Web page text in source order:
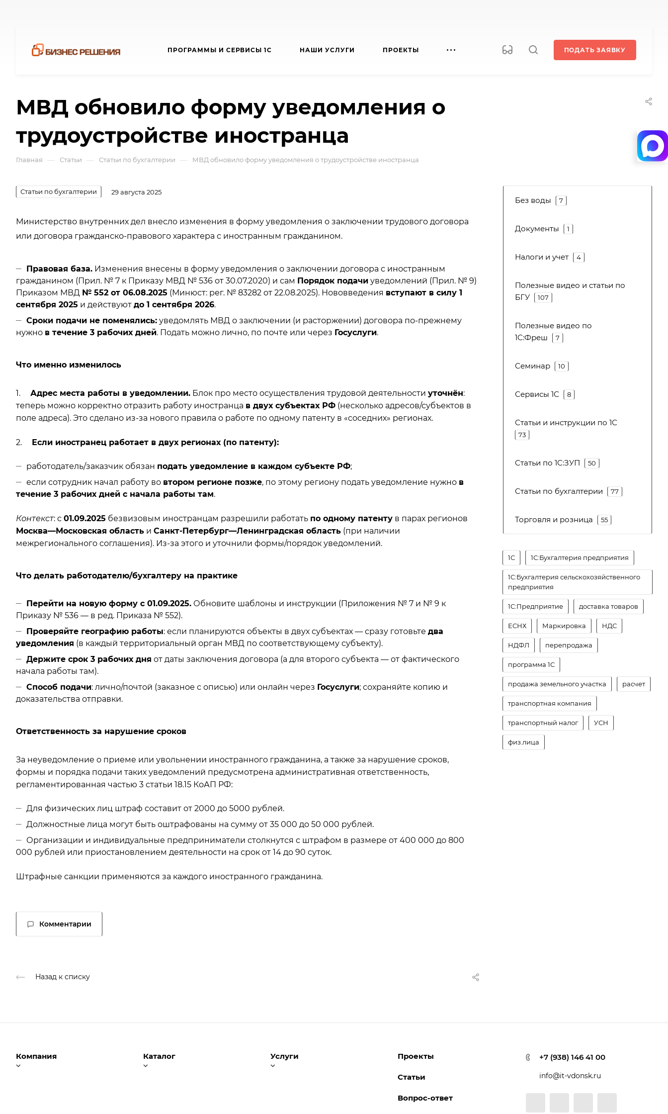
ПРОГРАММЫ И СЕРВИСЫ 1С НАШИ УСЛУГИ ПРОЕКТЫ ПОДАТЬ ЗАЯВКУ
МВД обновило форму уведомления о
трудоустройстве иностранца
Главная — Статьи — Статьи по бухгалтерии — МВД обновило форму уведомления о трудоустройстве иностранца
Статьи по бухгалтерии 29 августа 2025
Министерство внутренних дел внесло изменения в форму уведомления о заключении трудового договора
или договора гражданско-правового характера с иностранным гражданином.
Правовая база. Изменения внесены в форму уведомления о заключении договора с иностранным
гражданином (Прил. № 7 к Приказу МВД № 536 от 30.07.2020) и сам Порядок подачи уведомлений (Прил. № 9)
Приказом МВД № 552 от 06.08.2025 (Минюст: рег. № 83282 от 22.08.2025). Нововведения вступают в силу 1
сентября 2025 и действуют до 1 сентября 2026.
Сроки подачи не поменялись: уведомлять МВД о заключении (и расторжении) договора по-прежнему
нужно в течение 3 рабочих дней. Подать можно лично, по почте или через Госуслуги.
Что именно изменилось
1. Адрес места работы в уведомлении. Блок про место осуществления трудовой деятельности уточнён:
теперь можно корректно отразить работу иностранца в двух субъектах РФ (несколько адресов/субъектов в
поле адреса). Это сделано из-за нового правила о работе по одному патенту в «соседних» регионах.
2. Если иностранец работает в двух регионах (по патенту):
работодатель/заказчик обязан подать уведомление в каждом субъекте РФ;
если сотрудник начал работу во втором регионе позже, по этому региону подать уведомление нужно в
течение 3 рабочих дней с начала работы там.
Контекст: с 01.09.2025 безвизовым иностранцам разрешили работать по одному патенту в парах регионов
Москва—Московская область и Санкт-Петербург—Ленинградская область (при наличии
межрегионального соглашения). Из-за этого и уточнили формы/порядок уведомлений.
Что делать работодателю/бухгалтеру на практике
Перейти на новую форму с 01.09.2025. Обновите шаблоны и инструкции (Приложения № 7 и № 9 к
Приказу № 536 — в ред. Приказа № 552).
Проверяйте географию работы: если планируются объекты в двух субъектах — сразу готовьте два
уведомления (в каждый территориальный орган МВД по соответствующему субъекту).
Держите срок 3 рабочих дня от даты заключения договора (а для второго субъекта — от фактического
начала работы там).
Способ подачи: лично/почтой (заказное с описью) или онлайн через Госуслуги; сохраняйте копию и
доказательства отправки.
Ответственность за нарушение сроков
За неуведомление о приеме или увольнении иностранного гражданина, а также за нарушение сроков,
формы и порядка подачи таких уведомлений предусмотрена административная ответственность,
регламентированная частью 3 статьи 18.15 КоАП РФ:
Для физических лиц штраф составит от 2000 до 5000 рублей.
Должностные лица могут быть оштрафованы на сумму от 35 000 до 50 000 рублей.
Организации и индивидуальные предприниматели столкнутся с штрафом в размере от 400 000 до 800
000 рублей или приостановлением деятельности на срок от 14 до 90 суток.
Штрафные санкции применяются за каждого иностранного гражданина.
Комментарии
Назад к списку
Без воды 7
Документы 1
Налоги и учет 4
Полезные видео и статьи по
БГУ
107
Полезные видео по
1С:Фреш
7
Семинар 10
Сервисы 1С 8
Статьи и инструкции по 1С
73
Статьи по 1С:ЗУП 50
Статьи по бухгалтерии 77
Торговля и розница 55
1С 1С:Бухгалтерия предприятия
1С:Бухгалтерия сельскохозяйственного
предприятия
1С:Предприятие доставка товаров
ЕСНХ Маркировка НДС
НДФЛ перепродажа
программа 1С
продажа земельного участка расчет
транспортная компания
транспортный налог УСН
физ.лица
Компания Каталог Услуги Проекты
Статьи
Вопрос-ответ
+7 (938) 146 41 00
info@it-vdonsk.ru